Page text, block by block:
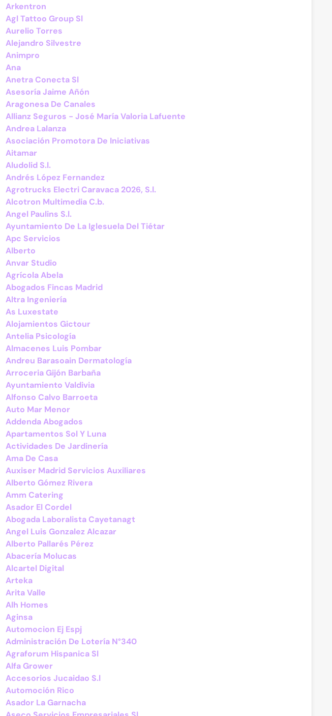
Arkentron
Agl Tattoo Group Sl
Aurelio Torres
Alejandro Silvestre
Animpro
Ana
Anetra Conecta Sl
Asesoría Jaime Añón
Aragonesa De Canales
Allianz Seguros - José María Valoria Lafuente
Andrea Lalanza
Asociación Promotora De Iniciativas
Aitamar
Aludolid S.l.
Andrés López Fernandez
Agrotrucks Electri Caravaca 2026, S.l.
Alcotron Multimedia C.b.
Angel Paulins S.l.
Ayuntamiento De La Iglesuela Del Tiétar
Apc Servicios
Alberto
Anvar Studio
Agrícola Abela
Abogados Fincas Madrid
Altra Ingeniería
As Luxestate
Alojamientos Gictour
Antelia Psicología
Almacenes Luis Pombar
Andreu Barasoain Dermatología
Arroceria Gijón Barbaña
Ayuntamiento Valdivia
Alfonso Calvo Barroeta
Auto Mar Menor
Addenda Abogados
Apartamentos Sol Y Luna
Actividades De Jardinería
Ama De Casa
Auxiser Madrid Servicios Auxiliares
Alberto Gómez Rivera
Amm Catering
Asador El Cordel
Abogada Laboralista Cayetanagt
Angel Luis Gonzalez Alcazar
Alberto Pallarés Pérez
Abacería Molucas
Alcartel Digital
Arteka
Arita Valle
Alh Homes
Aginsa
Automocion Ej Espj
Administración De Lotería N°340
Agraforum Hispanica Sl
Alfa Grower
Accesorios Jucaidao S.l
Automoción Rico
Asador La Garnacha